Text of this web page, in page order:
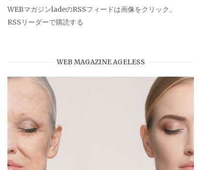
WEBマガジンladeのRSSフィードは画像をクリック。
RSSリーダーで購読する
WEB MAGAZINE AGELESS